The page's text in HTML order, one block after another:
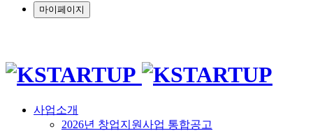
마이페이지
사업소개
2026년 창업지원사업 통합공고